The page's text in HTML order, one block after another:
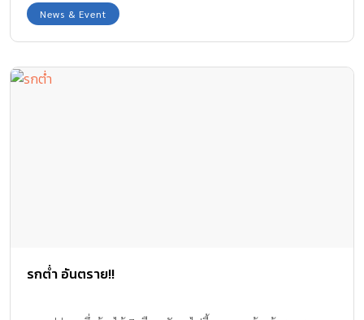
(สัญชาติกระเหรี่ยง) ตั้งท้องมาได้ 3 เดือน (เจ้าหน้าที่แจ้งว่าเด็กน่าจะ 5
เดือนแล้ว) ได้ไปยกของหนักเมื่อวานที่ผ่านมา … พอผ่านมาวันรุ่งขึ้น ก็
พาคุณแม่นำส่งไปตรวจรักษาตัวที่ โรงพยาบาลมหาวิทยาลัยบูรพาต่อไป
News & Event
รกต่ำ อันตราย!!